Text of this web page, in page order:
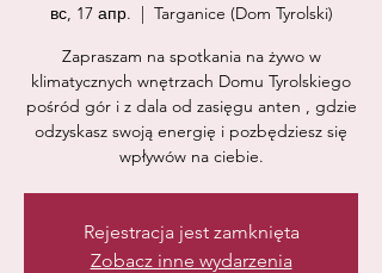
вс, 17 апр.
  |
Targanice (Dom Tyrolski)
Zapraszam na spotkania na żywo w
klimatycznych wnętrzach Domu Tyrolskiego
pośród gór i z dala od zasięgu anten , gdzie
odzyskasz swoją energię i pozbędziesz się
wpływów na ciebie.
Rejestracja jest zamknięta
Zobacz inne wydarzenia